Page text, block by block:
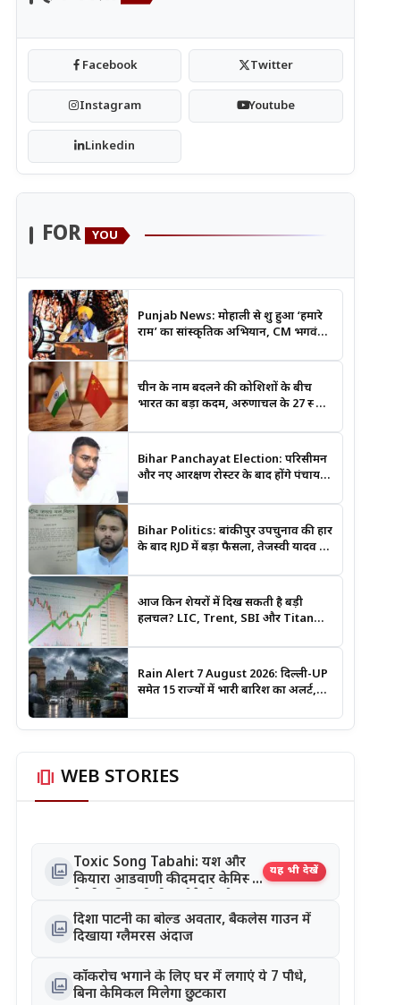
Facebook Twitter
Instagram Youtube
Linkedin
FOR YOU
Punjab News: मोहाली से शुरू हुआ ‘हमारे
राम’ का सांस्कृतिक अभियान, CM भगवंत
पीढ़ी
चीन के नाम बदलने की कोशिशों के बीच
भारत का बड़ा कदम, अरुणाचल के 27 स्थान
Bihar Panchayat Election: परिसीमन
और नए आरक्षण रोस्टर के बाद होंगे पंचायत
Bihar Politics: बांकीपुर उपचुनाव की हार
के बाद RJD में बड़ा फैसला, तेजस्वी यादव ने
आज किन शेयरों में दिख सकती है बड़ी
हलचल? LIC, Trent, SBI और Titan
Rain Alert 7 August 2026: दिल्ली-UP
समेत 15 राज्यों में भारी बारिश का अलर्ट,
amp_stories WEB STORIES
photo_library Toxic Song Tabahi: यश और
कियारा आडवाणी की दमदार केमिस्ट्री
मीडिया पर छाया गाना
यह भी देखें
photo_library दिशा पाटनी का बोल्ड अवतार, बैकलेस गाउन में
दिखाया ग्लैमरस अंदाज
photo_library कॉकरोच भगाने के लिए घर में लगाएं ये 7 पौधे,
बिना केमिकल मिलेगा छुटकारा